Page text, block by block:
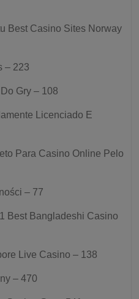
Best Casino Sites Norway
– 223
Gry – 108
Licenciado E
Para Casino Online Pelo
– 77
Best Bangladeshi Casino
Live Casino – 138
– 470